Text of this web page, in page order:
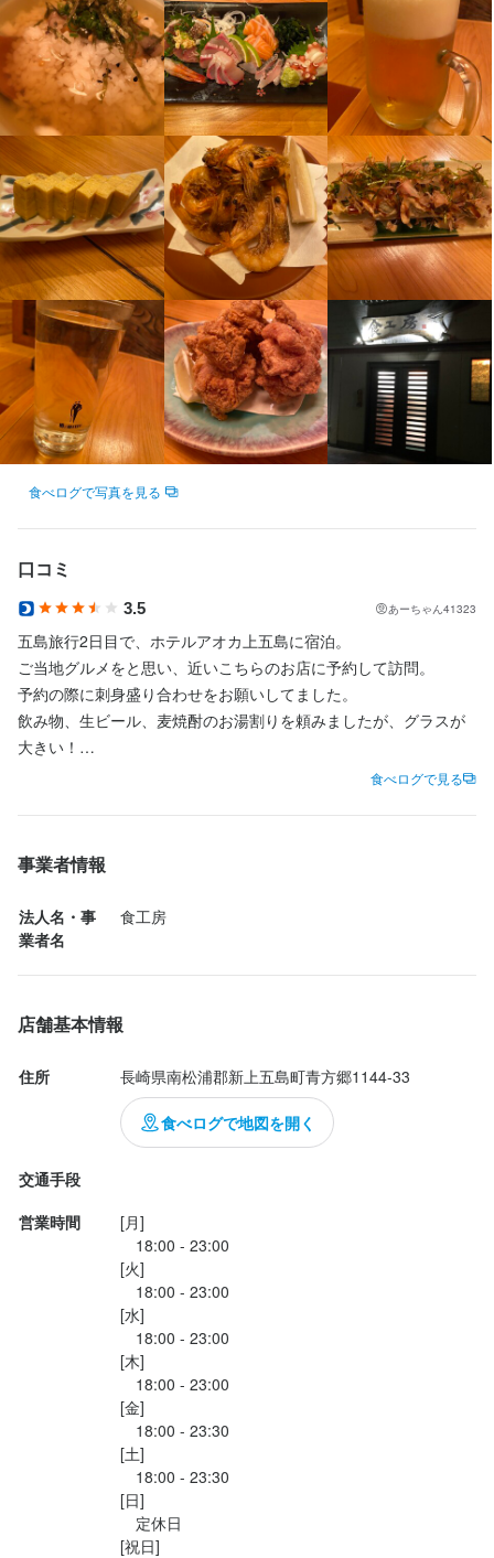
食べログで写真を見る
口コミ
3.5 あーちゃん41323
五島旅行2日目で、ホテルアオカ上五島に宿泊。
ご当地グルメをと思い、近いこちらのお店に予約して訪問。
予約の際に刺身盛り合わせをお願いしてました。
飲み物、生ビール、麦焼酎のお湯割りを頼みましたが、グラスが
大きい！
美味しいご飯を有難うございました。
食べログで見る
事業者情報
法人名・事
業者名
食工房
店舗基本情報
住所 長崎県南松浦郡新上五島町青方郷1144-33
食べログで地図を開く
交通手段
営業時間
[月]
18:00 - 23:00
[火]
18:00 - 23:00
[水]
18:00 - 23:00
[木]
18:00 - 23:00
[金]
18:00 - 23:30
[土]
18:00 - 23:30
[日]
定休日
[祝日]
応募後２〜３日以内に電話かメールで連絡いたします。面接を１
回させていただきます。
お店の採用担当者からのメッセージ
長期でも短期でも大歓迎です！
皆さんが気持ちよく働けるようにシフト等も考えております。
スタッフ同士仲も良く、楽しい職場なので安心して働けると思い
ます。
興味がある方、ご連絡お待ちしております。
店名
食工房
長崎県南松浦郡新上五島町青方郷1144-33
連絡先
095-952-4322
法人名・事業者名
食工房